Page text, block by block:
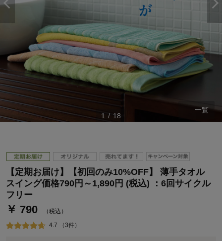
1 / 18
一覧
【定期お届け】【初回のみ10%OFF】 薄手タオル
スイング価格790円～1,890円 (税込) ：6回サイクル
フリー
￥ 790 （税込）
4.7 （3件）